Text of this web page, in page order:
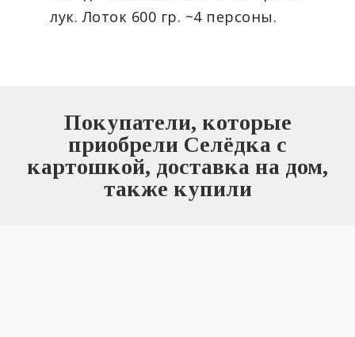
лук. Лоток 600 гр. ~4 персоны.
Покупатели, которые
приобрели Селёдка с
картошкой, доставка на дом,
также купили